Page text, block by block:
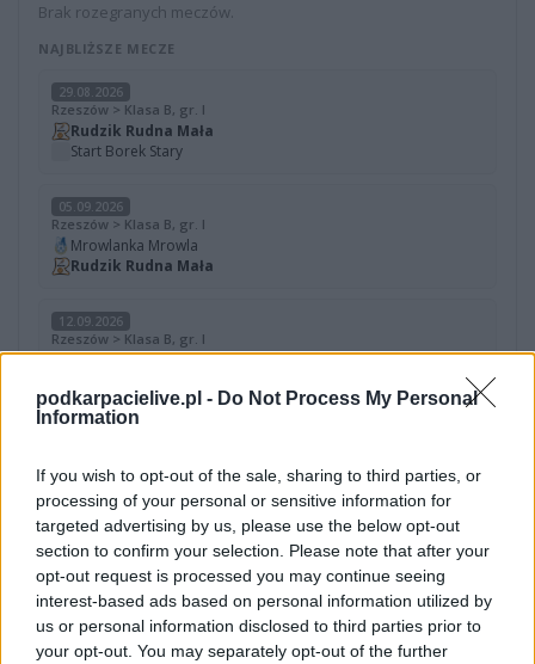
podkarpacielive.pl - Do Not Process My Personal
Information
If you wish to opt-out of the sale, sharing to third parties, or
processing of your personal or sensitive information for
targeted advertising by us, please use the below opt-out
section to confirm your selection. Please note that after your
opt-out request is processed you may continue seeing
interest-based ads based on personal information utilized by
us or personal information disclosed to third parties prior to
your opt-out. You may separately opt-out of the further
Brak rozegranych meczów.
NAJBLIŻSZE MECZE
29.08.2026
Rzeszów > Klasa B, gr. I
Rudzik Rudna Mała
Start Borek Stary
05.09.2026
Rzeszów > Klasa B, gr. I
Mrowlanka Mrowla
Rudzik Rudna Mała
12.09.2026
Rzeszów > Klasa B, gr. I
Rudzik Rudna Mała
Rudzik Rudna Mała - występy w sezonach
SEZON LIGA MIEJSCE
2025/2026 Rzeszów > Klasa B, gr. I
6.
2024/2025
Rzeszów > Klasa B, gr. I
4.
2023/2024
Rzeszów > Klasa B, gr. I
11.